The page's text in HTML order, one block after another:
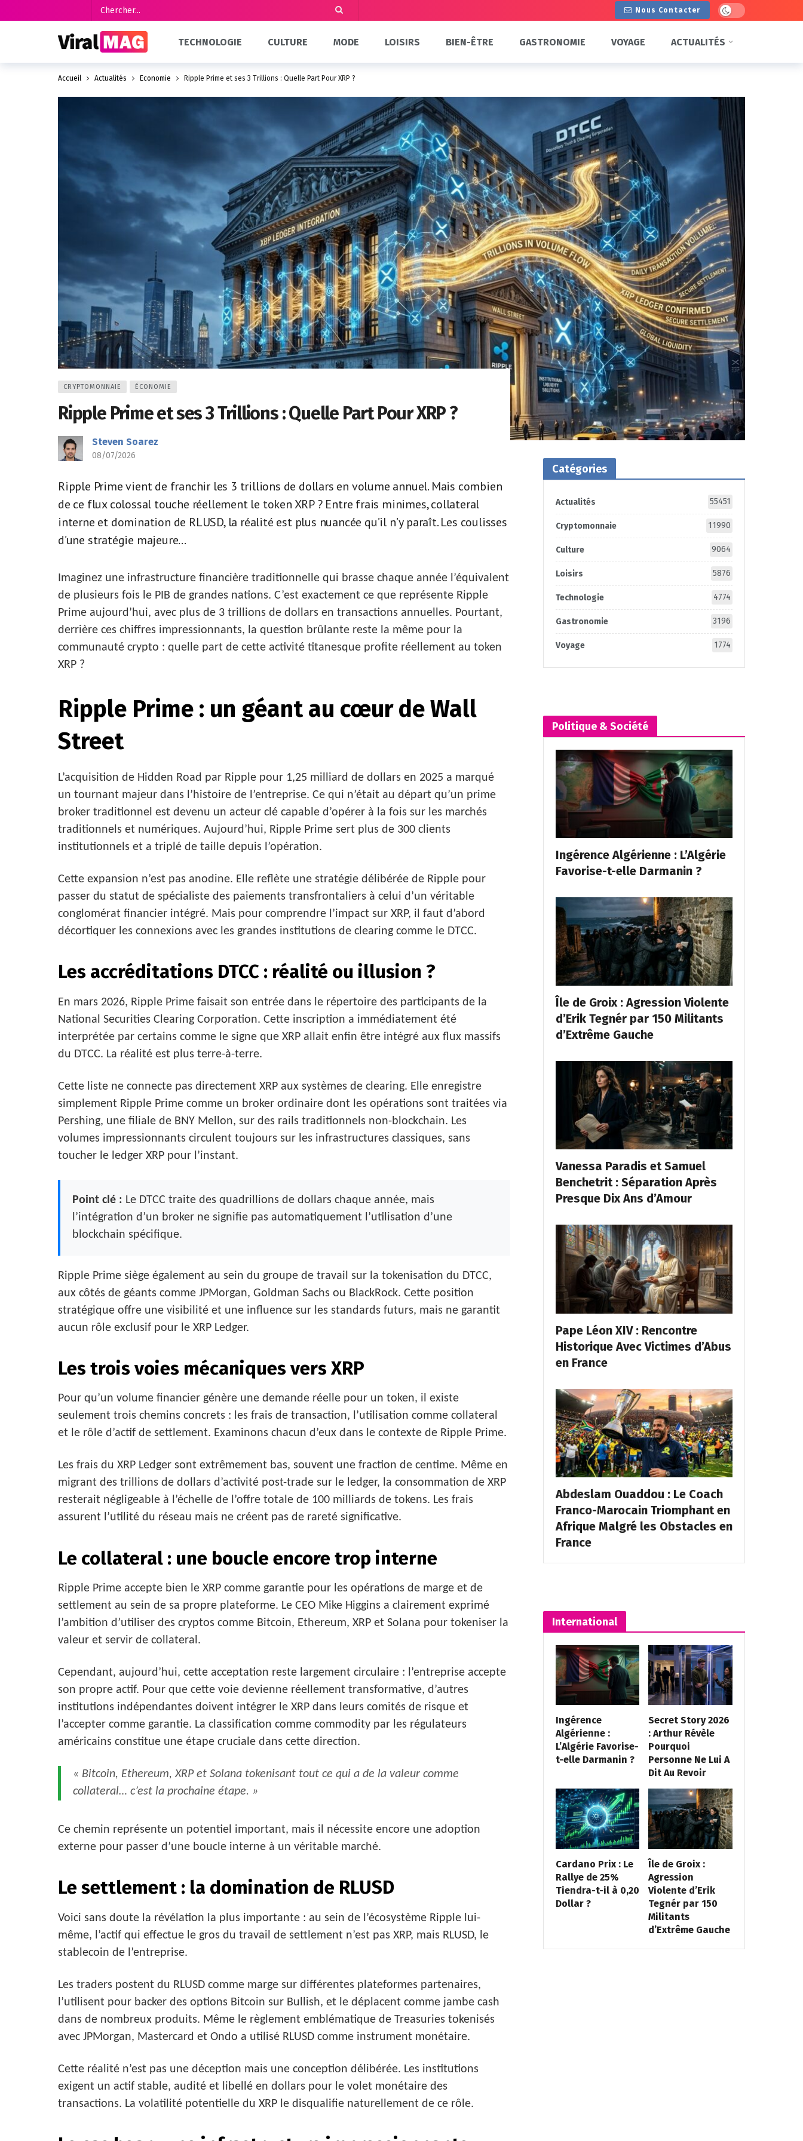
Nous Contacter Dark mode
TECHNOLOGIE CULTURE MODE LOISIRS BIEN-ÊTRE GASTRONOMIE VOYAGE ACTUALITÉS
Accueil Actualités Économie Ripple Prime et ses 3 Trillions : Quelle Part Pour XRP ?
CRYPTOMONNAIE ÉCONOMIE
Ripple Prime et ses 3 Trillions : Quelle Part Pour XRP ?
Steven Soarez
08/07/2026
Ripple Prime vient de franchir les 3 trillions de dollars en volume annuel. Mais combien
de ce flux colossal touche réellement le token XRP ? Entre frais minimes, collateral
interne et domination de RLUSD, la réalité est plus nuancée qu’il n’y paraît. Les coulisses
d’une stratégie majeure...
Imaginez une infrastructure financière traditionnelle qui brasse chaque année l’équivalent
de plusieurs fois le PIB de grandes nations. C’est exactement ce que représente Ripple
Prime aujourd’hui, avec plus de 3 trillions de dollars en transactions annuelles. Pourtant,
derrière ces chiffres impressionnants, la question brûlante reste la même pour la
communauté crypto : quelle part de cette activité titanesque profite réellement au token
XRP ?
Ripple Prime : un géant au cœur de Wall
Street
L’acquisition de Hidden Road par Ripple pour 1,25 milliard de dollars en 2025 a marqué
un tournant majeur dans l’histoire de l’entreprise. Ce qui n’était au départ qu’un prime
broker traditionnel est devenu un acteur clé capable d’opérer à la fois sur les marchés
traditionnels et numériques. Aujourd’hui, Ripple Prime sert plus de 300 clients
institutionnels et a triplé de taille depuis l’opération.
Cette expansion n’est pas anodine. Elle reflète une stratégie délibérée de Ripple pour
passer du statut de spécialiste des paiements transfrontaliers à celui d’un véritable
conglomérat financier intégré. Mais pour comprendre l’impact sur XRP, il faut d’abord
décortiquer les connexions avec les grandes institutions de clearing comme le DTCC.
Les accréditations DTCC : réalité ou illusion ?
En mars 2026, Ripple Prime faisait son entrée dans le répertoire des participants de la
National Securities Clearing Corporation. Cette inscription a immédiatement été
interprétée par certains comme le signe que XRP allait enfin être intégré aux flux massifs
du DTCC. La réalité est plus terre-à-terre.
Cette liste ne connecte pas directement XRP aux systèmes de clearing. Elle enregistre
simplement Ripple Prime comme un broker ordinaire dont les opérations sont traitées via
Pershing, une filiale de BNY Mellon, sur des rails traditionnels non-blockchain. Les
volumes impressionnants circulent toujours sur les infrastructures classiques, sans
toucher le ledger XRP pour l’instant.
Point clé : Le DTCC traite des quadrillions de dollars chaque année, mais
l’intégration d’un broker ne signifie pas automatiquement l’utilisation d’une
blockchain spécifique.
Ripple Prime siège également au sein du groupe de travail sur la tokenisation du DTCC,
aux côtés de géants comme JPMorgan, Goldman Sachs ou BlackRock. Cette position
stratégique offre une visibilité et une influence sur les standards futurs, mais ne garantit
aucun rôle exclusif pour le XRP Ledger.
Les trois voies mécaniques vers XRP
Pour qu’un volume financier génère une demande réelle pour un token, il existe
seulement trois chemins concrets : les frais de transaction, l’utilisation comme collateral
et le rôle d’actif de settlement. Examinons chacun d’eux dans le contexte de Ripple Prime.
Les frais du XRP Ledger sont extrêmement bas, souvent une fraction de centime. Même en
migrant des trillions de dollars d’activité post-trade sur le ledger, la consommation de XRP
resterait négligeable à l’échelle de l’offre totale de 100 milliards de tokens. Les frais
assurent l’utilité du réseau mais ne créent pas de rareté significative.
Le collateral : une boucle encore trop interne
Ripple Prime accepte bien le XRP comme garantie pour les opérations de marge et de
settlement au sein de sa propre plateforme. Le CEO Mike Higgins a clairement exprimé
l’ambition d’utiliser des cryptos comme Bitcoin, Ethereum, XRP et Solana pour tokeniser la
valeur et servir de collateral.
Cependant, aujourd’hui, cette acceptation reste largement circulaire : l’entreprise accepte
son propre actif. Pour que cette voie devienne réellement transformative, d’autres
institutions indépendantes doivent intégrer le XRP dans leurs comités de risque et
l’accepter comme garantie. La classification comme commodity par les régulateurs
américains constitue une étape cruciale dans cette direction.
« Bitcoin, Ethereum, XRP et Solana tokenisant tout ce qui a de la valeur comme
collateral… c’est la prochaine étape. »
Ce chemin représente un potentiel important, mais il nécessite encore une adoption
externe pour passer d’une boucle interne à un véritable marché.
Le settlement : la domination de RLUSD
Voici sans doute la révélation la plus importante : au sein de l’écosystème Ripple lui-
même, l’actif qui effectue le gros du travail de settlement n’est pas XRP, mais RLUSD, le
stablecoin de l’entreprise.
Les traders postent du RLUSD comme marge sur différentes plateformes partenaires,
l’utilisent pour backer des options Bitcoin sur Bullish, et le déplacent comme jambe cash
dans de nombreux produits. Même le règlement emblématique de Treasuries tokenisés
avec JPMorgan, Mastercard et Ondo a utilisé RLUSD comme instrument monétaire.
Cette réalité n’est pas une déception mais une conception délibérée. Les institutions
exigent un actif stable, audité et libellé en dollars pour le volet monétaire des
transactions. La volatilité potentielle du XRP le disqualifie naturellement de ce rôle.
Catégories
Actualités 55451
Cryptomonnaie 11990
Culture 9064
Loisirs 5876
Technologie 4774
Gastronomie 3196
Voyage 1774
Politique & Société
Ingérence Algérienne : L’Algérie
Favorise-t-elle Darmanin ?
Île de Groix : Agression Violente
d’Erik Tegnér par 150 Militants
d’Extrême Gauche
Vanessa Paradis et Samuel
Benchetrit : Séparation Après
Presque Dix Ans d’Amour
Pape Léon XIV : Rencontre
Historique Avec Victimes d’Abus
en France
Abdeslam Ouaddou : Le Coach
Franco-Marocain Triomphant en
Afrique Malgré les Obstacles en
France
International
Ingérence
Algérienne :
L’Algérie Favorise-
t-elle Darmanin ?
Secret Story 2026
: Arthur Révèle
Pourquoi
Personne Ne Lui A
Dit Au Revoir
Cardano Prix : Le
Rallye de 25%
Tiendra-t-il à 0,20
Dollar ?
Île de Groix :
Agression
Violente d’Erik
Tegnér par 150
Militants
d’Extrême Gauche